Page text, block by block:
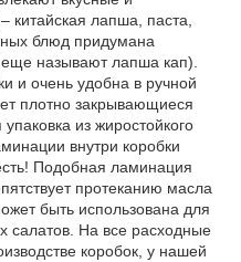
китайская лапша, паста,
блюд придумана
называют лапша кап).
и очень удобна в ручной
плотно закрывающиеся
из жиростойкого
внутри коробки
Подобная ламинация
протеканию масла
быть использована для
салатов. На все расходные
коробок, у нашей